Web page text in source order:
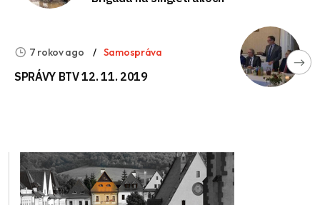
7 rokov ago Samospráva
SPRÁVY BTV 12. 11. 2019